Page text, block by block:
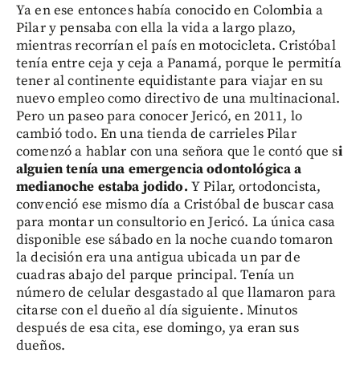
Ya en ese entonces había conocido en Colombia a
Pilar y pensaba con ella la vida a largo plazo,
mientras recorrían el país en motocicleta. Cristóbal
tenía entre ceja y ceja a Panamá, porque le permitía
tener al continente equidistante para viajar en su
nuevo empleo como directivo de una multinacional.
Pero un paseo para conocer Jericó, en 2011, lo
cambió todo. En una tienda de carrieles Pilar
comenzó a hablar con una señora que le contó que si
alguien tenía una emergencia odontológica a
medianoche estaba jodido. Y Pilar, ortodoncista,
convenció ese mismo día a Cristóbal de buscar casa
para montar un consultorio en Jericó. La única casa
disponible ese sábado en la noche cuando tomaron
la decisión era una antigua ubicada un par de
cuadras abajo del parque principal. Tenía un
número de celular desgastado al que llamaron para
citarse con el dueño al día siguiente. Minutos
después de esa cita, ese domingo, ya eran sus
dueños.